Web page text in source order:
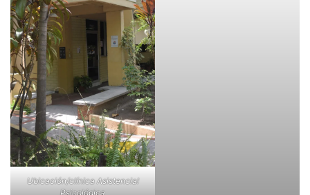
Ubicación/clínica Asistencial
Psicológica